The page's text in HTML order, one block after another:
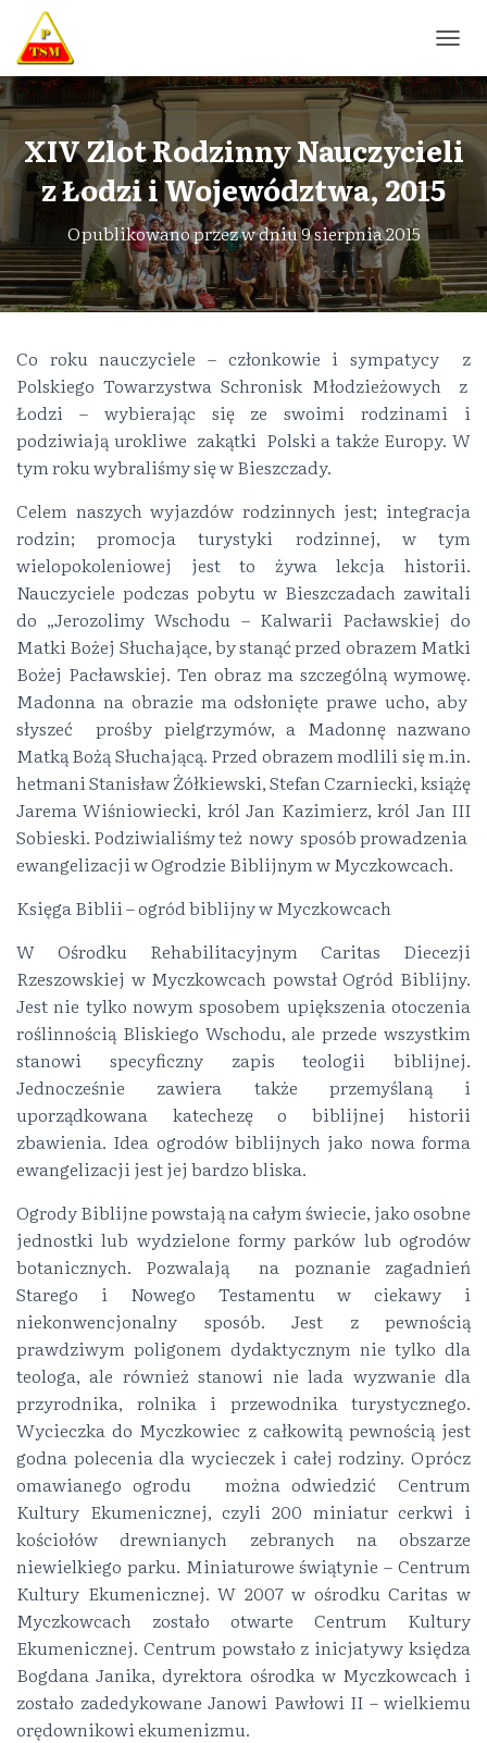
R
Z
Ł
Ą
C
A
W
I
G
XIV Zlot Rodzinny Nauczycieli
z Łodzi i Województwa, 2015
Opublikowano przezw dniu9 sierpnia 2015
Co roku nauczyciele – członkowie i sympatycy z
Polskiego Towarzystwa Schronisk Młodzieżowych z
Łodzi – wybierając się ze swoimi rodzinami i
podziwiają urokliwe zakątki Polski a także Europy. W
tym roku wybraliśmy się w Bieszczady.
Celem naszych wyjazdów rodzinnych jest; integracja
rodzin; promocja turystyki rodzinnej, w tym
wielopokoleniowej jest to żywa lekcja historii.
Nauczyciele podczas pobytu w Bieszczadach zawitali
do „Jerozolimy Wschodu – Kalwarii Pacławskiej do
Matki Bożej Słuchające, by stanąć przed obrazem Matki
Bożej Pacławskiej. Ten obraz ma szczególną wymowę.
Madonna na obrazie ma odsłonięte prawe ucho, aby
słyszeć prośby pielgrzymów, a Madonnę nazwano
Matką Bożą Słuchającą. Przed obrazem modlili się m.in.
hetmani Stanisław Żółkiewski, Stefan Czarniecki, książę
Jarema Wiśniowiecki, król Jan Kazimierz, król Jan III
Sobieski. Podziwialiśmy też nowy sposób prowadzenia
ewangelizacji w Ogrodzie Biblijnym w Myczkowcach.
Księga Biblii – ogród biblijny w Myczkowcach
W Ośrodku Rehabilitacyjnym Caritas Diecezji
Rzeszowskiej w Myczkowcach powstał Ogród Biblijny.
Jest nie tylko nowym sposobem upiększenia otoczenia
roślinnością Bliskiego Wschodu, ale przede wszystkim
stanowi specyficzny zapis teologii biblijnej.
Jednocześnie zawiera także przemyślaną i
uporządkowana katechezę o biblijnej historii
zbawienia. Idea ogrodów biblijnych jako nowa forma
ewangelizacji jest jej bardzo bliska.
Ogrody Biblijne powstają na całym świecie, jako osobne
jednostki lub wydzielone formy parków lub ogrodów
botanicznych. Pozwalają na poznanie zagadnień
Starego i Nowego Testamentu w ciekawy i
niekonwencjonalny sposób. Jest z pewnością
prawdziwym poligonem dydaktycznym nie tylko dla
teologa, ale również stanowi nie lada wyzwanie dla
przyrodnika, rolnika i przewodnika turystycznego.
Wycieczka do Myczkowiec z całkowitą pewnością jest
godna polecenia dla wycieczek i całej rodziny. Oprócz
omawianego ogrodu można odwiedzić Centrum
Kultury Ekumenicznej, czyli 200 miniatur cerkwi i
kościołów drewnianych zebranych na obszarze
niewielkiego parku. Miniaturowe świątynie – Centrum
Kultury Ekumenicznej. W 2007 w ośrodku Caritas w
Myczkowcach zostało otwarte Centrum Kultury
Ekumenicznej. Centrum powstało z inicjatywy księdza
Bogdana Janika, dyrektora ośrodka w Myczkowcach i
zostało zadedykowane Janowi Pawłowi II – wielkiemu
orędownikowi ekumenizmu.